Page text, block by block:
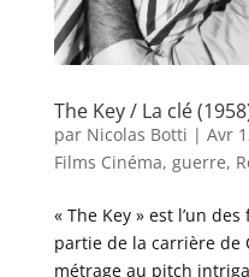
The Key / La clé
par Nicolas Botti | Avr
Films Cinéma, guerre,
« The Key » est l’un
partie de la carrière de
métrage au pitch